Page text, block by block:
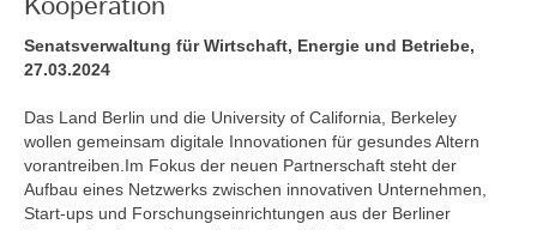
Senatsverwaltung für Wirtschaft, Energie und Betriebe,
27.03.2024
Das Land Berlin und die University of California, Berkeley
wollen gemeinsam digitale Innovationen für gesundes Altern
vorantreiben.Im Fokus der neuen Partnerschaft steht der
Aufbau eines Netzwerks zwischen innovativen Unternehmen,
Start-ups und Forschungseinrichtungen aus der Berliner